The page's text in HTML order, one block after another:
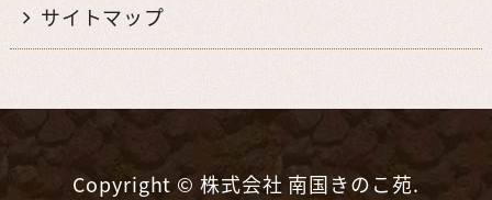
サイトマップ
Copyright © 株式会社 南国きのこ苑.